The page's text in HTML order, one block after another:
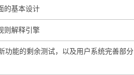
的基本设计
则解释引擎
功能的剩余测试，以及用户系统完善部分